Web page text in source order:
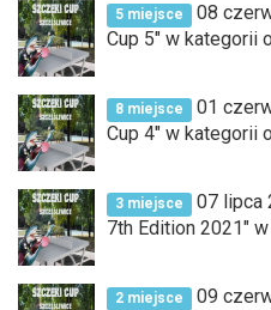
5 miejsce
08
Cup 5" w kategorii
8 miejsce
01
Cup 4" w kategorii
3 miejsce
07 lipca
7th Edition 2021"
2 miejsce
09